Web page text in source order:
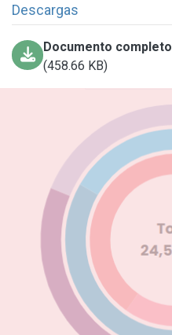
Descargas
Documento completo
(458.66 KB)